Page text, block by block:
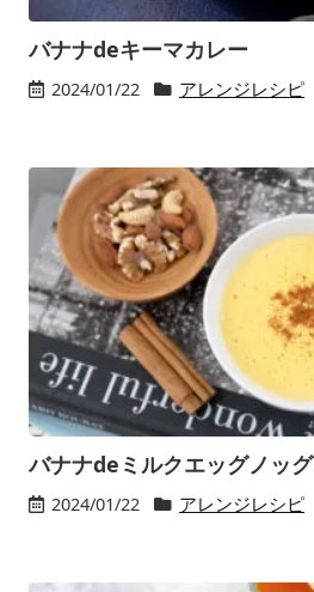
バナナdeキーマカレー
2024/01/22 アレンジレシピ
バナナdeミルクエッグノッグ
2024/01/22 アレンジレシピ